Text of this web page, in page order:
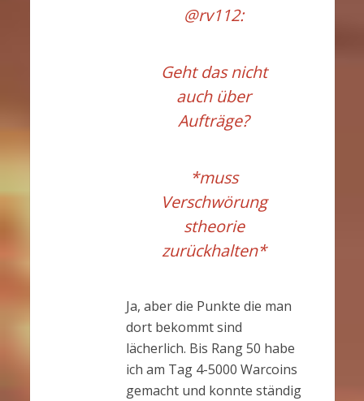
@rv112:
Geht das nicht
auch über
Aufträge?
*muss
Verschwörung
stheorie
zurückhalten*
Ja, aber die Punkte die man
dort bekommt sind
lächerlich. Bis Rang 50 habe
ich am Tag 4-5000 Warcoins
gemacht und konnte ständig